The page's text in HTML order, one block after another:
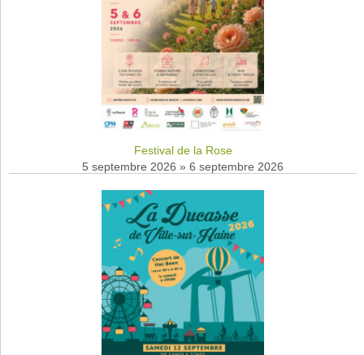
Festival de la Rose
5 septembre 2026 » 6 septembre 2026